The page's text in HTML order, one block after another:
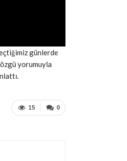
günlerde
yorumuyla
0
15